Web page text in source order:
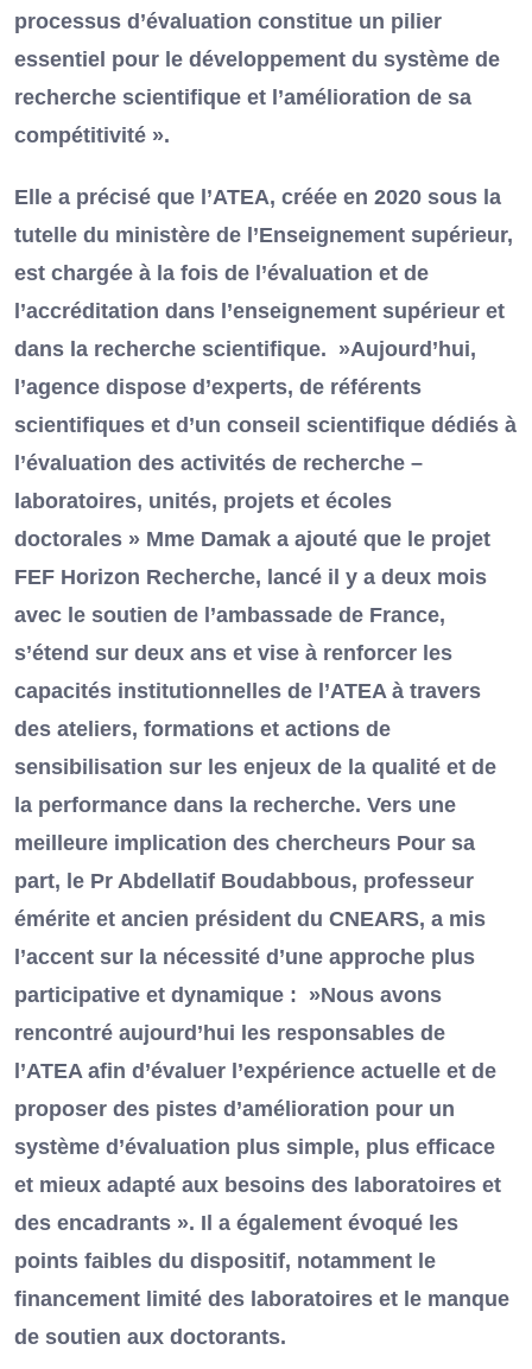
processus d’évaluation constitue un pilier
essentiel pour le développement du système de
recherche scientifique et l’amélioration de sa
compétitivité ».
Elle a précisé que l’ATEA, créée en 2020 sous la
tutelle du ministère de l’Enseignement supérieur,
est chargée à la fois de l’évaluation et de
l’accréditation dans l’enseignement supérieur et
dans la recherche scientifique. »Aujourd’hui,
l’agence dispose d’experts, de référents
scientifiques et d’un conseil scientifique dédiés à
l’évaluation des activités de recherche –
laboratoires, unités, projets et écoles
doctorales » Mme Damak a ajouté que le projet
FEF Horizon Recherche, lancé il y a deux mois
avec le soutien de l’ambassade de France,
s’étend sur deux ans et vise à renforcer les
capacités institutionnelles de l’ATEA à travers
des ateliers, formations et actions de
sensibilisation sur les enjeux de la qualité et de
la performance dans la recherche. Vers une
meilleure implication des chercheurs Pour sa
part, le Pr Abdellatif Boudabbous, professeur
émérite et ancien président du CNEARS, a mis
l’accent sur la nécessité d’une approche plus
participative et dynamique : »Nous avons
rencontré aujourd’hui les responsables de
l’ATEA afin d’évaluer l’expérience actuelle et de
proposer des pistes d’amélioration pour un
système d’évaluation plus simple, plus efficace
et mieux adapté aux besoins des laboratoires et
des encadrants ». Il a également évoqué les
points faibles du dispositif, notamment le
financement limité des laboratoires et le manque
de soutien aux doctorants.